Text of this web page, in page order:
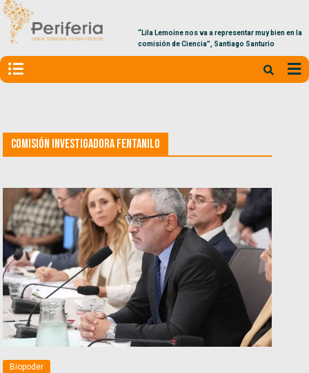
“Lila Lemoine nos va a representar muy bien en la
comisión de Ciencia”, Santiago Santurio
Comisión Investigadora Fentanilo
Biopoder